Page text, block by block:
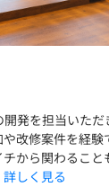
★
していたが地
ことから
・人材育成を目
れて活動して
スを盛り上げ
発を担当いた
改修案件を経験
から関わること
詳しく見る